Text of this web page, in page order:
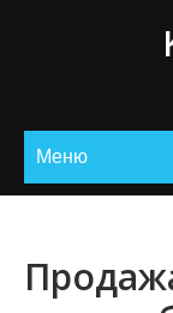
Меню